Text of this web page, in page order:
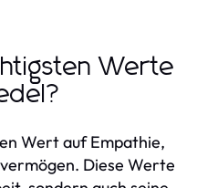
Werte
Wert auf Empathie,
Diese Werte